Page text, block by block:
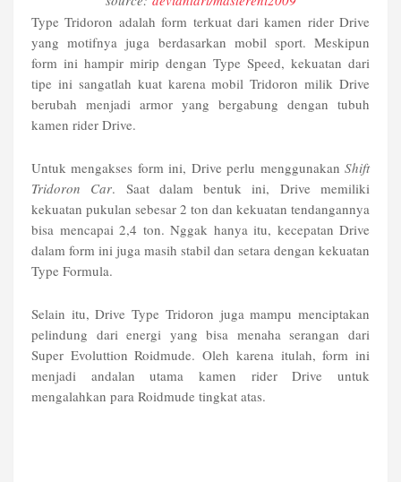
Type Tridoron adalah form terkuat dari kamen rider Drive
yang motifnya juga berdasarkan mobil sport. Meskipun
form ini hampir mirip dengan Type Speed, kekuatan dari
tipe ini sangatlah kuat karena mobil Tridoron milik Drive
berubah menjadi armor yang bergabung dengan tubuh
kamen rider Drive.
Untuk mengakses form ini, Drive perlu menggunakan Shift
Tridoron Car. Saat dalam bentuk ini, Drive memiliki
kekuatan pukulan sebesar 2 ton dan kekuatan tendangannya
bisa mencapai 2,4 ton. Nggak hanya itu, kecepatan Drive
dalam form ini juga masih stabil dan setara dengan kekuatan
Type Formula.
Selain itu, Drive Type Tridoron juga mampu menciptakan
pelindung dari energi yang bisa menaha serangan dari
Super Evoluttion Roidmude. Oleh karena itulah, form ini
menjadi andalan utama kamen rider Drive untuk
mengalahkan para Roidmude tingkat atas.